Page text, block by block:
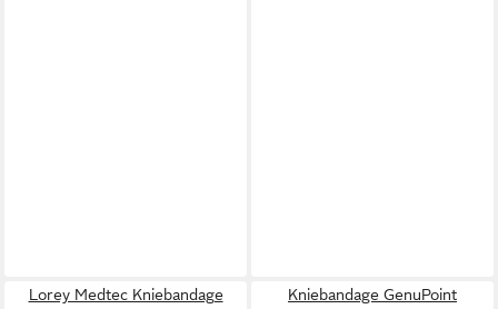
Lorey Medtec Kniebandage
Kniebandage GenuPoint